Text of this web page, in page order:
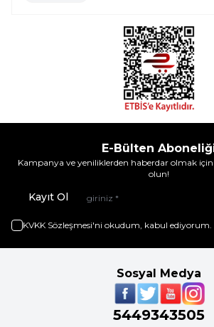
E-Bülten
Kampanya ve yeniliklerden haberdar olmak
olun!
Kayıt Ol
KVKK Sözleşmesi'ni okudum, kabul ediyorum.
Sosyal Medya
5449343505